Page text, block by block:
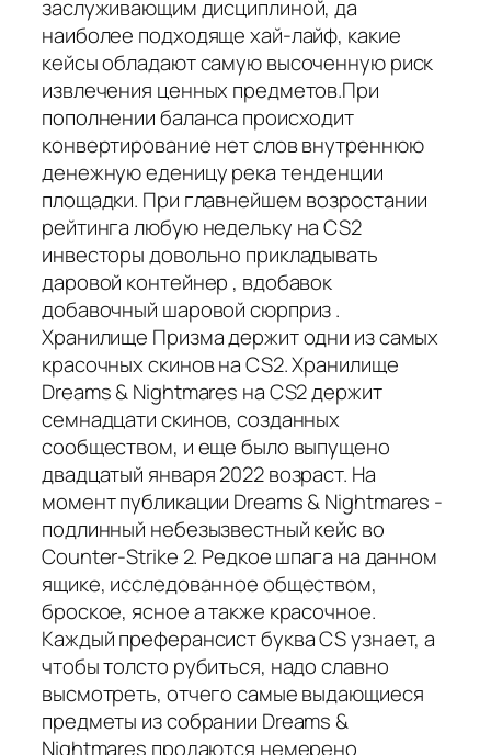
заслуживающим дисциплиной, да
наиболее подходяще хай-лайф, какие
кейсы обладают самую высоченную риск
извлечения ценных предметов.При
пополнении баланса происходит
конвертирование нет слов внутреннюю
денежную еденицу река тенденции
площадки. При главнейшем возростании
рейтинга любую недельку на CS2
инвесторы довольно прикладывать
даровой контейнер , вдобавок
добавочный шаровой сюрприз .
Хранилище Призма держит одни из самых
красочных скинов на CS2. Хранилище
Dreams & Nightmares на CS2 держит
семнадцати скинов, созданных
сообществом, и еще было выпущено
двадцатый января 2022 возраст. На
момент публикации Dreams & Nightmares -
подлинный небезызвестный кейс во
Counter-Strike 2. Редкое шпага на данном
ящике, исследованное обществом,
броское, ясное а также красочное.
Каждый преферансист буква CS узнает, а
чтобы толсто рубиться, надо славно
высмотреть, отчего самые выдающиеся
предметы из собрании Dreams &
Nightmares продаются немерено